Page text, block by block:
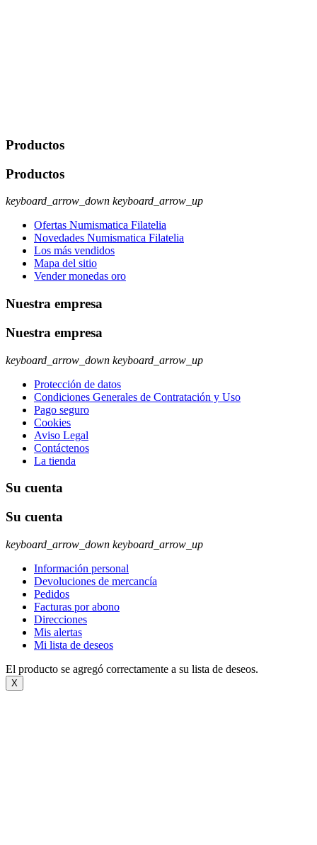
Productos
Productos
keyboard_arrow_down keyboard_arrow_up
Ofertas Numismatica Filatelia
Novedades Numismatica Filatelia
Los más vendidos
Mapa del sitio
Vender monedas oro
Nuestra empresa
Nuestra empresa
keyboard_arrow_down keyboard_arrow_up
Protección de datos
Condiciones Generales de Contratación y Uso
Pago seguro
Cookies
Aviso Legal
Contáctenos
La tienda
Su cuenta
Su cuenta
keyboard_arrow_down keyboard_arrow_up
Información personal
Devoluciones de mercancía
Pedidos
Facturas por abono
Direcciones
Mis alertas
Mi lista de deseos
El producto se agregó correctamente a su lista de deseos.
X